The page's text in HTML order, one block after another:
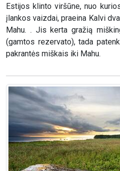
Estijos klinto viršūne, nuo
įlankos vaizdai, praeina Kalvi
Mahu. . Jis kerta gražią
(gamtos rezervato), tada
pakrantės miškais iki Mahu.